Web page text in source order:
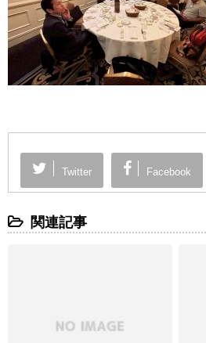
Twitter Facebook
関連記事